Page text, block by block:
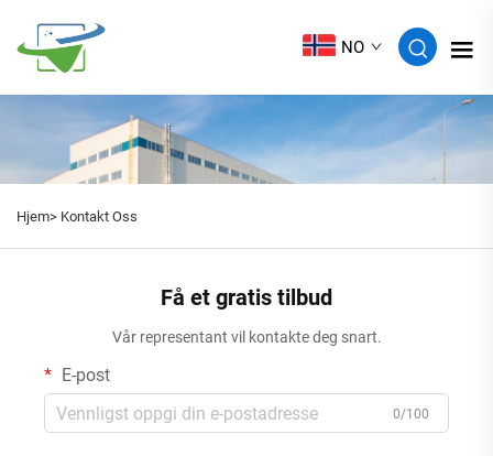
NO
Hjem> Kontakt Oss
Få et gratis tilbud
Vår representant vil kontakte deg snart.
E-post
0/100